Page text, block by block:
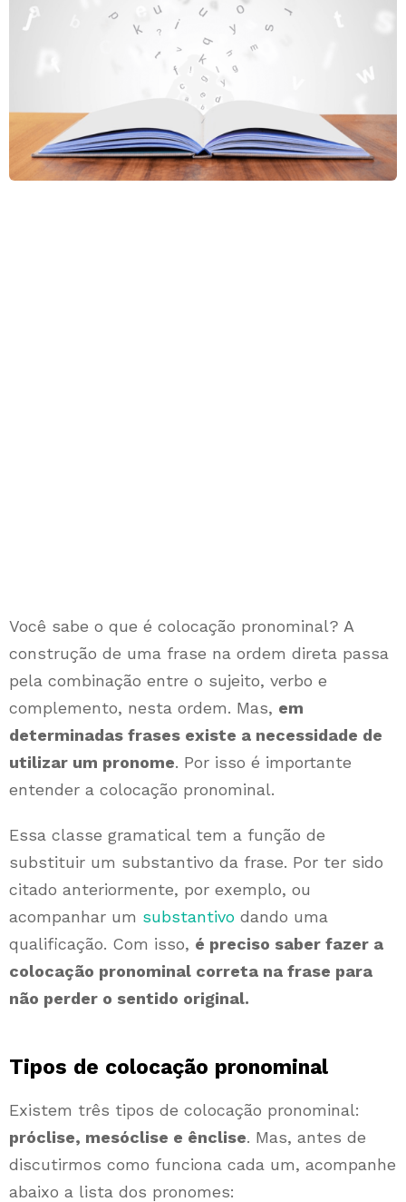
Você sabe o que é colocação pronominal? A
construção de uma frase na ordem direta passa
pela combinação entre o sujeito, verbo e
complemento, nesta ordem. Mas, em
determinadas frases existe a necessidade de
utilizar um pronome. Por isso é importante
entender a colocação pronominal.
Essa classe gramatical tem a função de
substituir um substantivo da frase. Por ter sido
citado anteriormente, por exemplo, ou
acompanhar um substantivo dando uma
qualificação. Com isso, é preciso saber fazer a
colocação pronominal correta na frase para
não perder o sentido original.
Tipos de colocação pronominal
Existem três tipos de colocação pronominal:
próclise, mesóclise e ênclise. Mas, antes de
discutirmos como funciona cada um, acompanhe
abaixo a lista dos pronomes: